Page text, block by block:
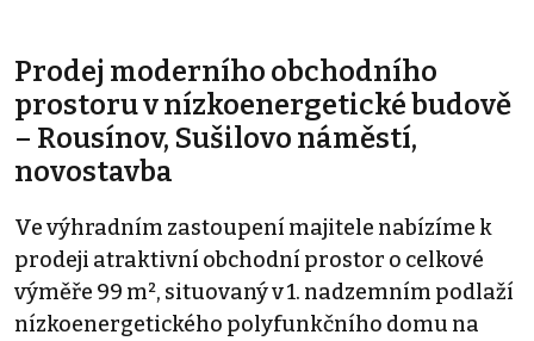
Prodej moderního obchodního
prostoru v nízkoenergetické budově
– Rousínov, Sušilovo náměstí,
novostavba
Ve výhradním zastoupení majitele nabízíme k
prodeji atraktivní obchodní prostor o celkové
výměře 99 m², situovaný v 1. nadzemním podlaží
nízkoenergetického polyfunkčního domu na